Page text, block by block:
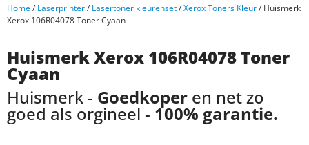
Home/ Laserprinter/ Lasertoner kleurenset/Xerox Toners Kleur/ Huismerk
Xerox 106R04078 Toner Cyaan
Huismerk Xerox 106R04078 Toner
Cyaan
Huismerk - Goedkoper en net zo
goed als orgineel - 100% garantie.